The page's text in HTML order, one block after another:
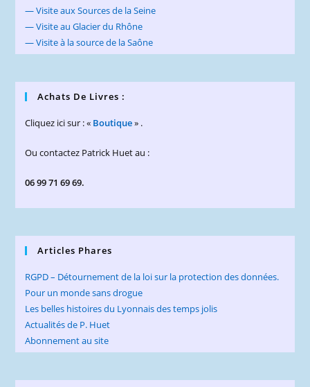
— Visite aux Sources de la Seine
— Visite au Glacier du Rhône
— Visite à la source de la Saône
Achats De Livres :
Cliquez ici sur : « Boutique» .
Ou contactez Patrick Huet au :
06 99 71 69 69.
Articles Phares
RGPD – Détournement de la loi sur la protection des données.
Pour un monde sans drogue
Les belles histoires du Lyonnais des temps jolis
Actualités de P. Huet
Abonnement au site